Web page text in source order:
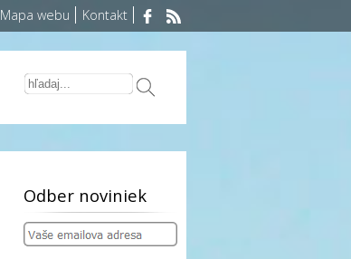
Mapa webu Kontakt
Odber noviniek